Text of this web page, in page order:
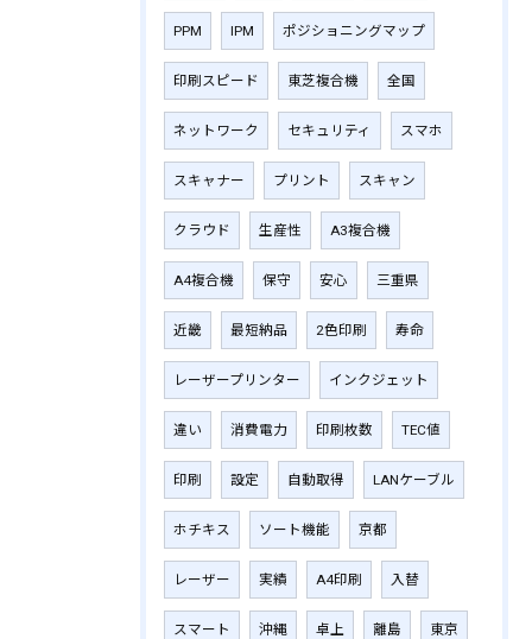
PPM IPM ポジショニングマップ
印刷スピード 東芝複合機 全国
ネットワーク セキュリティ スマホ
スキャナー プリント スキャン
クラウド 生産性 A3複合機
A4複合機 保守 安心 三重県
近畿 最短納品 2色印刷 寿命
レーザープリンター インクジェット
違い 消費電力 印刷枚数 TEC値
印刷 設定 自動取得 LANケーブル
ホチキス ソート機能 京都
レーザー 実績 A4印刷 入替
スマート 沖縄 卓上 離島 東京